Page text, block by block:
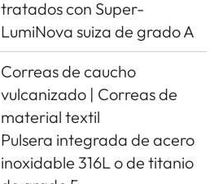
tratados con Super-
LumiNova suiza de grado A
Correas de caucho
vulcanizado | Correas de
material textil
Pulsera integrada de acero
inoxidable 316L o de titanio